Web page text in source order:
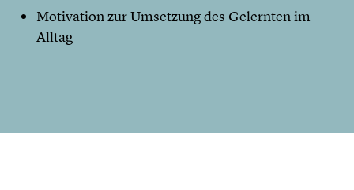
Motivation zur Umsetzung des Gelernten im
Alltag